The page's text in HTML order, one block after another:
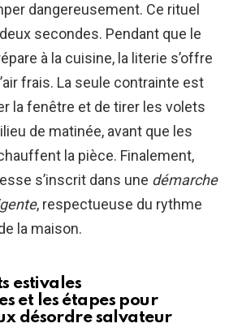
dangereusement. Ce rituel
secondes. Pendant que le
à la cuisine, la literie s’offre
frais. La seule contrainte est
la fenêtre et de tirer les volets
de matinée, avant que les
la pièce. Finalement,
s’inscrit dans une démarche
, respectueuse du rythme
la maison.
estivales
et les étapes pour
désordre salvateur